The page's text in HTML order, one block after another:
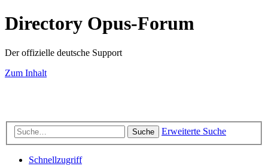
Directory Opus-Forum
Der offizielle deutsche Support
Zum Inhalt
Suche Erweiterte Suche
Schnellzugriff